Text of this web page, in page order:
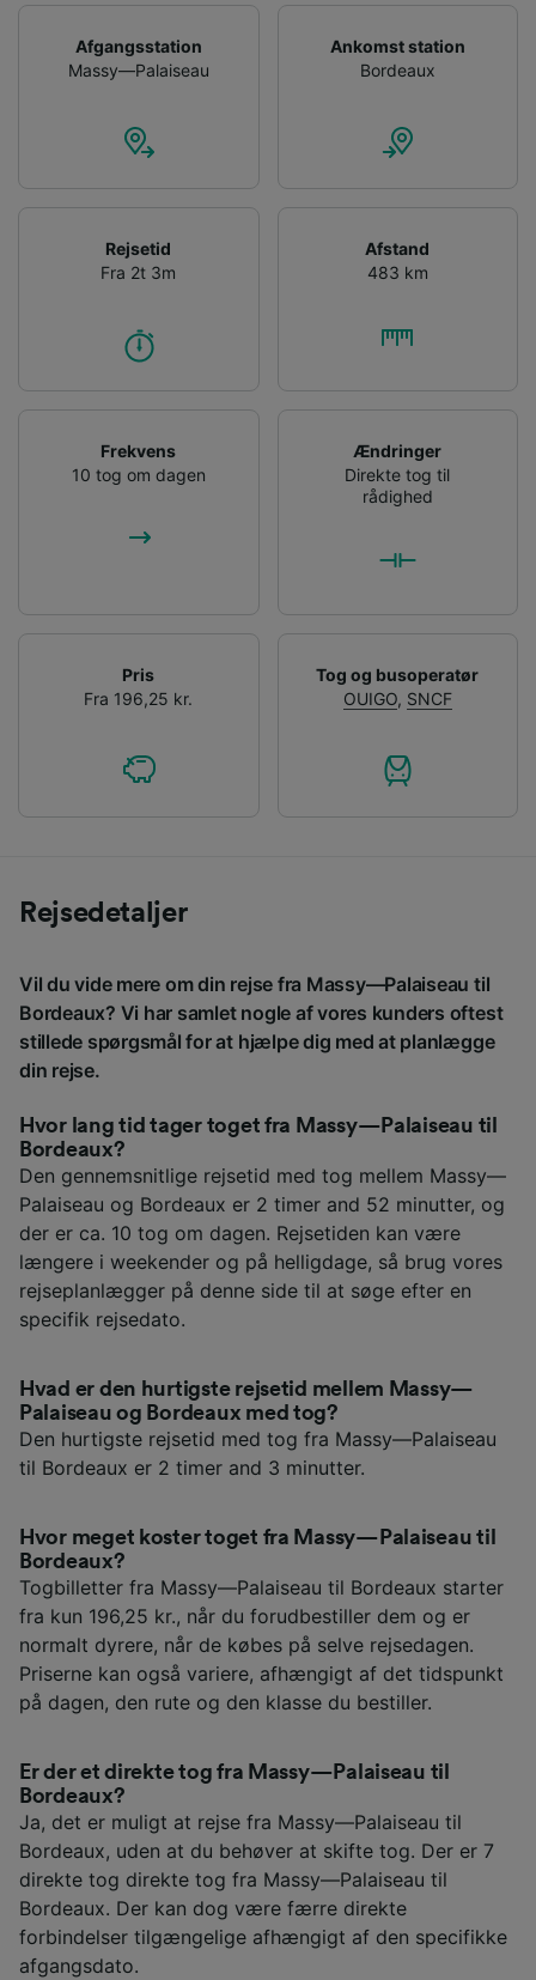
Afgangsstation
Massy—Palaiseau
Ankomst station
Bordeaux
Rejsetid
Fra 2t 3m
Afstand
483 km
Frekvens
10 tog om dagen
Ændringer
Direkte tog til
rådighed
Pris
Fra 196,25 kr.
Tog og busoperatør
OUIGO, SNCF
Rejsedetaljer
Vil du vide mere om din rejse fra Massy—Palaiseau til
Bordeaux? Vi har samlet nogle af vores kunders oftest
stillede spørgsmål for at hjælpe dig med at planlægge
din rejse.
Hvor lang tid tager toget fra Massy—Palaiseau til
Bordeaux?
Den gennemsnitlige rejsetid med tog mellem Massy—
Palaiseau og Bordeaux er 2 timer and 52 minutter, og
der er ca. 10 tog om dagen. Rejsetiden kan være
længere i weekender og på helligdage, så brug vores
rejseplanlægger på denne side til at søge efter en
specifik rejsedato.
Hvad er den hurtigste rejsetid mellem Massy—
Palaiseau og Bordeaux med tog?
Den hurtigste rejsetid med tog fra Massy—Palaiseau
til Bordeaux er 2 timer and 3 minutter.
Hvor meget koster toget fra Massy—Palaiseau til
Bordeaux?
Togbilletter fra Massy—Palaiseau til Bordeaux starter
fra kun 196,25 kr., når du forudbestiller dem og er
normalt dyrere, når de købes på selve rejsedagen.
Priserne kan også variere, afhængigt af det tidspunkt
på dagen, den rute og den klasse du bestiller.
Er der et direkte tog fra Massy—Palaiseau til
Bordeaux?
Ja, det er muligt at rejse fra Massy—Palaiseau til
Bordeaux, uden at du behøver at skifte tog. Der er 7
direkte tog direkte tog fra Massy—Palaiseau til
Bordeaux. Der kan dog være færre direkte
forbindelser tilgængelige afhængigt af den specifikke
afgangsdato.